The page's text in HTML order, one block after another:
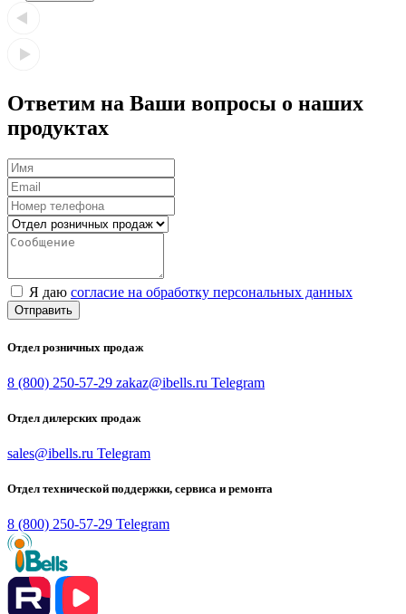
Ответим на Ваши вопросы о наших
продуктах
Я даю согласие на обработку персональных данных
Отправить
Отдел розничных продаж
8 (800) 250-57-29 zakaz@ibells.ru Telegram
Отдел дилерских продаж
sales@ibells.ru Telegram
Отдел технической поддержки, сервиса и ремонта
8 (800) 250-57-29 Telegram